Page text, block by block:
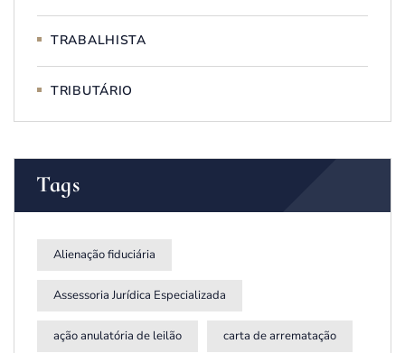
TRABALHISTA
TRIBUTÁRIO
Tags
Alienação fiduciária
Assessoria Jurídica Especializada
ação anulatória de leilão carta de arrematação